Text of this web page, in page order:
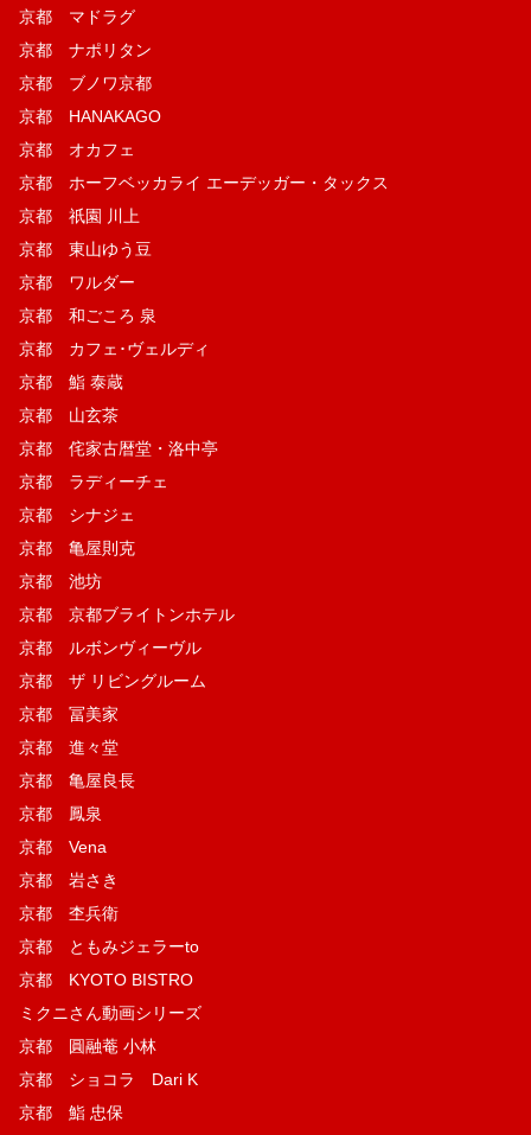
京都 マドラグ
京都 ナポリタン
京都 ブノワ京都
京都 HANAKAGO
京都 オカフェ
京都 ホーフベッカライ エーデッガー・タックス
京都 祇園 川上
京都 東山ゆう豆
京都 ワルダー
京都 和ごころ 泉
京都 カフェ･ヴェルディ
京都 鮨 泰蔵
京都 山玄茶
京都 侘家古暦堂・洛中亭
京都 ラディーチェ
京都 シナジェ
京都 亀屋則克
京都 池坊
京都 京都ブライトンホテル
京都 ルボンヴィーヴル
京都 ザ リビングルーム
京都 冨美家
京都 進々堂
京都 亀屋良長
京都 鳳泉
京都 Vena
京都 岩さき
京都 杢兵衛
京都 ともみジェラーto
京都 KYOTO BISTRO
ミクニさん動画シリーズ
京都 圓融菴 小林
京都 ショコラ Dari K
京都 鮨 忠保